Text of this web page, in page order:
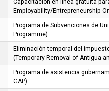
Capacitación en línea gratuita
Employability/Entrepreneurship
Programa de Subvenciones de
Programme)
Eliminación temporal del
(Temporary Removal of Antigua
Programa de asistencia
GAP)